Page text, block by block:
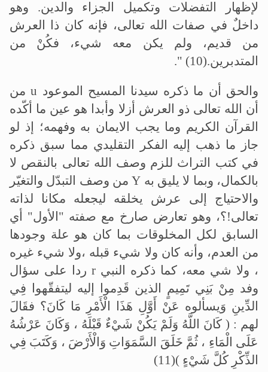
لإظهار التفضلات وتكميل الجزاء والدين. وهو
داخلٌ في صفات الله تعالى، فإنه كان ذا العرش
من قديم، ولم يكن معه شيء، فكُنْ من
المتدبرين." (10).
والحق أن ما ذكره سيدنا المسيح الموعود u من
أن الله تعالى ذو العرش أزلا وأبدا هو عين ما أكّده
القرآن الكريم وما يجب الايمان به وفهمه؛ إذ لو
جاز ما ذهب إليه الفكر التقليدي مما سبق ذكره
في كتب التراث للزم وصف الله تعالى بالنقص لا
بالكمال، وبما لا يليق به Y من وصف التبدّل والتغيّر
والاحتياج إلى عرش يخلقه ليجعله مكانا لذاته
تعالى!؟، وهو تعارض صارخ مع صفته "الأول" أي
السابق لكل المخلوقات بما كان هو علة وجودها
من العدم، وأنه كان ولا شيء قبله ،ولا شيء غيره
، ولا شي معه، كما ذكره النبي r ردا على سؤال
وفد مِنْ بَنِي تَمِيمٍ الذين قَدِموا إليه ليتفقّهوا فِي
الدِّينِ وَيسألوه عَنْ أَوَّلِ هَذَا الْأَمْرِ مَا كَانَ؟ فقَالَ
لهم : ( كَانَ اللَّهُ وَلَمْ يَكُنْ شَيْءٌ قَبْلَهُ ، وَكَانَ عَرْشُهُ
عَلَى الْمَاءِ ، ثُمَّ خَلَقَ السَّمَوَاتِ وَالْأَرْضَ ، وَكَتَبَ فِي
الذِّكْرِ كُلَّ شَيْءٍ )(11)